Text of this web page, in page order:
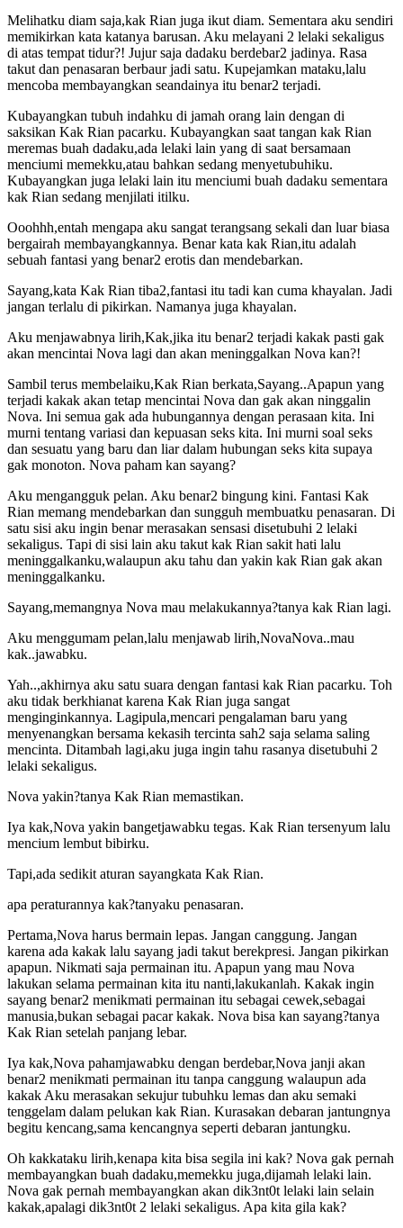
Melihatku diam saja,kak Rian juga ikut diam. Sementara aku sendiri
memikirkan kata katanya barusan. Aku melayani 2 lelaki sekaligus
di atas tempat tidur?! Jujur saja dadaku berdebar2 jadinya. Rasa
takut dan penasaran berbaur jadi satu. Kupejamkan mataku,lalu
mencoba membayangkan seandainya itu benar2 terjadi.
Kubayangkan tubuh indahku di jamah orang lain dengan di
saksikan Kak Rian pacarku. Kubayangkan saat tangan kak Rian
meremas buah dadaku,ada lelaki lain yang di saat bersamaan
menciumi memekku,atau bahkan sedang menyetubuhiku.
Kubayangkan juga lelaki lain itu menciumi buah dadaku sementara
kak Rian sedang menjilati itilku.
Ooohhh,entah mengapa aku sangat terangsang sekali dan luar biasa
bergairah membayangkannya. Benar kata kak Rian,itu adalah
sebuah fantasi yang benar2 erotis dan mendebarkan.
Sayang,kata Kak Rian tiba2,fantasi itu tadi kan cuma khayalan. Jadi
jangan terlalu di pikirkan. Namanya juga khayalan.
Aku menjawabnya lirih,Kak,jika itu benar2 terjadi kakak pasti gak
akan mencintai Nova lagi dan akan meninggalkan Nova kan?!
Sambil terus membelaiku,Kak Rian berkata,Sayang..Apapun yang
terjadi kakak akan tetap mencintai Nova dan gak akan ninggalin
Nova. Ini semua gak ada hubungannya dengan perasaan kita. Ini
murni tentang variasi dan kepuasan seks kita. Ini murni soal seks
dan sesuatu yang baru dan liar dalam hubungan seks kita supaya
gak monoton. Nova paham kan sayang?
Aku mengangguk pelan. Aku benar2 bingung kini. Fantasi Kak
Rian memang mendebarkan dan sungguh membuatku penasaran. Di
satu sisi aku ingin benar merasakan sensasi disetubuhi 2 lelaki
sekaligus. Tapi di sisi lain aku takut kak Rian sakit hati lalu
meninggalkanku,walaupun aku tahu dan yakin kak Rian gak akan
meninggalkanku.
Sayang,memangnya Nova mau melakukannya?tanya kak Rian lagi.
Aku menggumam pelan,lalu menjawab lirih,NovaNova..mau
kak..jawabku.
Yah..,akhirnya aku satu suara dengan fantasi kak Rian pacarku. Toh
aku tidak berkhianat karena Kak Rian juga sangat
menginginkannya. Lagipula,mencari pengalaman baru yang
menyenangkan bersama kekasih tercinta sah2 saja selama saling
mencinta. Ditambah lagi,aku juga ingin tahu rasanya disetubuhi 2
lelaki sekaligus.
Nova yakin?tanya Kak Rian memastikan.
Iya kak,Nova yakin bangetjawabku tegas. Kak Rian tersenyum lalu
mencium lembut bibirku.
Tapi,ada sedikit aturan sayangkata Kak Rian.
apa peraturannya kak?tanyaku penasaran.
Pertama,Nova harus bermain lepas. Jangan canggung. Jangan
karena ada kakak lalu sayang jadi takut berekpresi. Jangan pikirkan
apapun. Nikmati saja permainan itu. Apapun yang mau Nova
lakukan selama permainan kita itu nanti,lakukanlah. Kakak ingin
sayang benar2 menikmati permainan itu sebagai cewek,sebagai
manusia,bukan sebagai pacar kakak. Nova bisa kan sayang?tanya
Kak Rian setelah panjang lebar.
Iya kak,Nova pahamjawabku dengan berdebar,Nova janji akan
benar2 menikmati permainan itu tanpa canggung walaupun ada
kakak Aku merasakan sekujur tubuhku lemas dan aku semaki
tenggelam dalam pelukan kak Rian. Kurasakan debaran jantungnya
begitu kencang,sama kencangnya seperti debaran jantungku.
Oh kakkataku lirih,kenapa kita bisa segila ini kak? Nova gak pernah
membayangkan buah dadaku,memekku juga,dijamah lelaki lain.
Nova gak pernah membayangkan akan dik3nt0t lelaki lain selain
kakak,apalagi dik3nt0t 2 lelaki sekaligus. Apa kita gila kak?